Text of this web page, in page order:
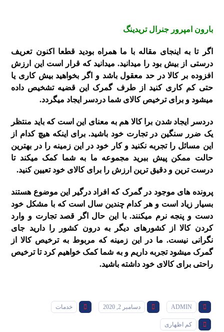
بارون امپرور جنرال تریدینگ
اگر تا به اینجای مقاله با ما همراه بودید قطعا اکنون تعریف
درستی از بیش بود را میدانید. میدانید که قرار است این ارزش
افزوده بر کالا در حد معقول باشد و اگر بخواهید بیش کاری یا
حتی کم کاری کنید از طرف گمرک این قضیه تشخیص داده
میشود و برای ترخیص کالای شما دردسر ایجاد میگردد.
دردسر ایجاد شدن برا کالا هم به معنای این است که باید منتظر
یک ضرر سنگین در تجارت خود باشید. برای اینکه هیچ کدام از
این مسائل را تجربه نکنید و کار خود در این زمینه را در بهترین
حالت ممکن پیش ببرید مجموعه ما به شما کمک میکند تا
درست ترین و دقیق ترین ارزش را برای کالای خود تعیین کنید.
پرونده های موجود در گمرک که افراد درگیر این موضوع هستند
بسیار زیاد است و هر کدام چندین سال است که با مشکل خود
دست و پنجه نرم میکنند. با این حال اگر قصد تجارت و وارد
کردن کالا از کشورهای دیگر به درون کشور را دارید جای
نگرانی نیست. ما در این زمینه که مربوط به ترخیص کالا از
گمرک میشود تجربه داریم و به شما کمک خواهیم کرد تا ترخیص
راحتی برای کالای خود داشته باشید.
ADMIN دسامبر 2, 2020 خدمات
کم اظهاری